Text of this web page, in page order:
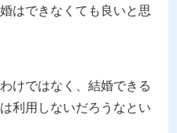
はできなくても良いと思
けではなく、結婚できる
利用しないだろうなとい